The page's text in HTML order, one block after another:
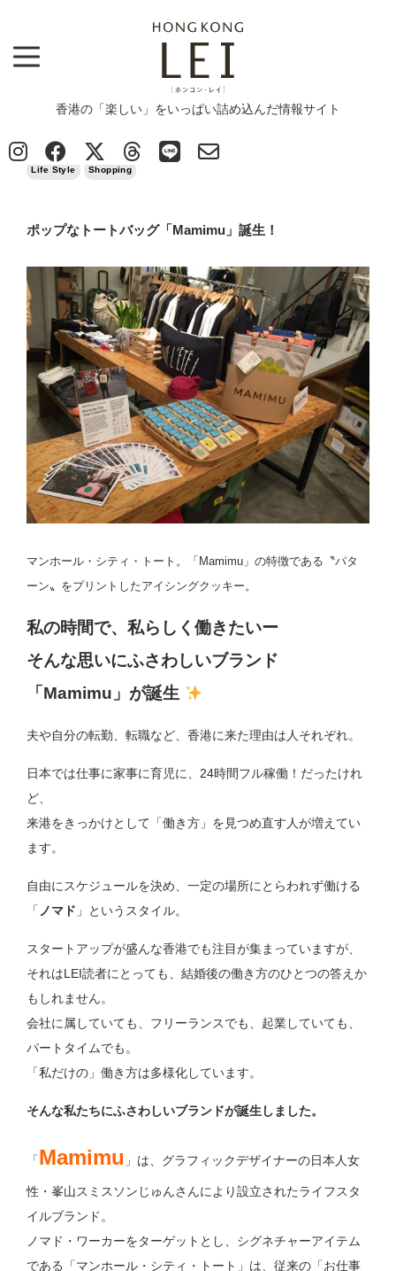
香港の「楽しい」をいっぱい詰め込んだ情報サイト
News > Life Style > ポップなトートバッグ「Mamimu」誕生！
Life Style Shopping
ポップなトートバッグ「Mamimu」誕生！
マンホール・シティ・トート。「Mamimu」の特徴である〝パタ
ーン〟をプリントしたアイシングクッキー。
私の時間で、私らしく働きたいー
そんな思いにふさわしいブランド
「Mamimu」が誕生
夫や自分の転勤、転職など、香港に来た理由は人それぞれ。
日本では仕事に家事に育児に、24時間フル稼働！だったけれ
ど、
来港をきっかけとして「働き方」を見つめ直す人が増えてい
ます。
自由にスケジュールを決め、一定の場所にとらわれず働ける
「 ノマド 」というスタイル。
スタートアップが盛んな香港でも注目が集まっていますが、
それはLEI読者にとっても、結婚後の働き方のひとつの答えか
もしれません。
会社に属していても、フリーランスでも、起業していても、
パートタイムでも。
「私だけの」働き方は多様化しています。
そんな私たちにふさわしいブランドが誕生しました。
「Mamimu 」は、グラフィックデザイナーの日本人女
性・峯山スミスソンじゅんさんにより設立されたライフスタ
イルブランド。
ノマド・ワーカーをターゲットとし、シグネチャーアイテム
である「マンホール・シティ・トート」は、従来の「お仕事